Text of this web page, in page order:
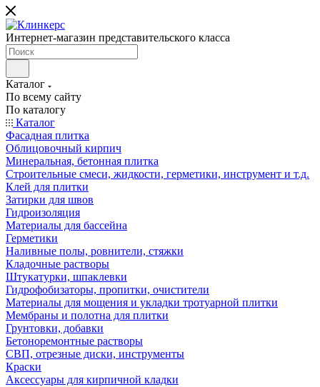
Интернет-магазин представительского класса
Каталог
По всему сайту
По каталогу
Каталог
Фасадная плитка
Облицовочный кирпич
Минеральная, бетонная плитка
Строительные смеси, жидкости, герметики, инструмент и т.д.
Клей для плитки
Затирки для швов
Гидроизоляция
Материалы для бассейна
Герметики
Наливные полы, ровнители, стяжки
Кладочные растворы
Штукатурки, шпаклевки
Гидрофобизаторы, пропитки, очистители
Материалы для мощения и укладки тротуарной плитки
Мембраны и полотна для плитки
Грунтовки, добавки
Бетоноремонтные растворы
СВП, отрезные диски, инструменты
Краски
Аксессуары для кирпичной кладки